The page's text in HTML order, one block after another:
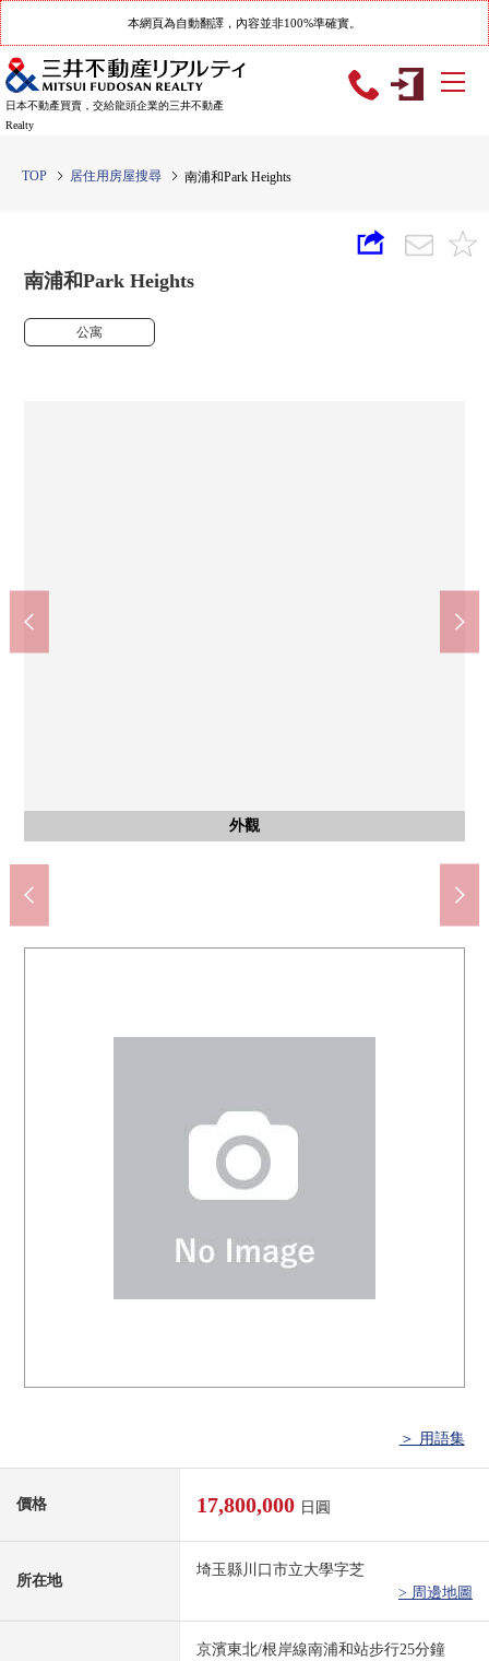
本網頁為自動翻譯，內容並非100%準確實。
日本不動產買賣，交給龍頭企業的三井不動產
Realty
TOP 居住用房屋搜尋 南浦和Park Heights
南浦和Park Heights
公寓
外觀
共有部分
宅配保管櫃
共有部分
電梯
入口
入口
管理員室
停車場
停車場
其他當地
腳踏車停放處
其他
腳踏車停放處
其他
摩托車堆放處
其他
摩托車堆放處
其他
用地裡面的公園
共有部分
信箱
外觀
＞ 用語集
價格 17,800,000 日圓
所在地
埼玉縣川口市立大學字芝
> 周邊地圖
京濱東北/根岸線南浦和站步行25分鐘